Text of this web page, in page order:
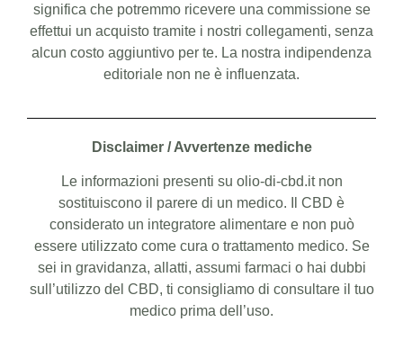
significa che potremmo ricevere una commissione se
effettui un acquisto tramite i nostri collegamenti, senza
alcun costo aggiuntivo per te. La nostra indipendenza
editoriale non ne è influenzata.
Disclaimer / Avvertenze mediche
Le informazioni presenti su olio-di-cbd.it non
sostituiscono il parere di un medico. Il CBD è
considerato un integratore alimentare e non può
essere utilizzato come cura o trattamento medico. Se
sei in gravidanza, allatti, assumi farmaci o hai dubbi
sull’utilizzo del CBD, ti consigliamo di consultare il tuo
medico prima dell’uso.